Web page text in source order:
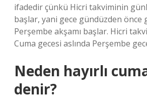
ifadedir çünkü Hicri takviminin
başlar, yani gece gündüzden önce
Perşembe akşamı başlar. Hicri
Cuma gecesi aslında Perşembe
Neden hayırlı
denir?